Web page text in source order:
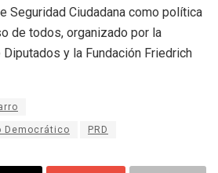
Seguridad Ciudadana como política
de todos, organizado por la
y la Fundación Friedrich
Democrático PRD